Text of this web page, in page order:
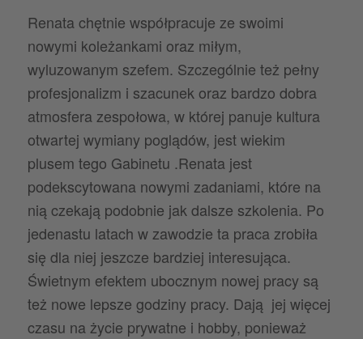
Renata chętnie współpracuje ze swoimi
nowymi koleżankami oraz miłym,
wyluzowanym szefem. Szczególnie też pełny
profesjonalizm i szacunek oraz bardzo dobra
atmosfera zespołowa, w której panuje kultura
otwartej wymiany poglądów, jest wiekim
plusem tego Gabinetu .Renata jest
podekscytowana nowymi zadaniami, które na
nią czekają podobnie jak dalsze szkolenia. Po
jedenastu latach w zawodzie ta praca zrobiła
się dla niej jeszcze bardziej interesująca.
Świetnym efektem ubocznym nowej pracy są
też nowe lepsze godziny pracy. Dają jej więcej
czasu na życie prywatne i hobby, ponieważ